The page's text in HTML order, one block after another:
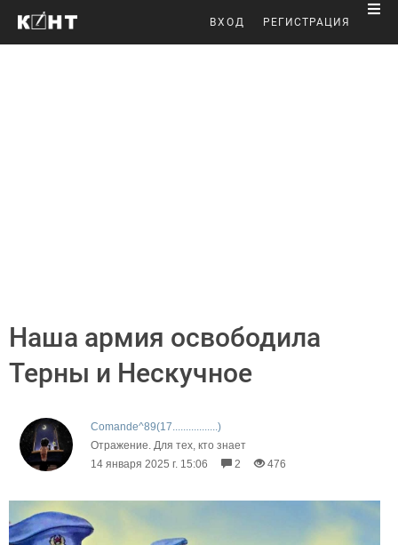
ВХОД РЕГИСТРАЦИЯ
Наша армия освободила
Терны и Нескучное
Comande^89(17.................)
Отражение. Для тех, кто знает
14 января 2025 г. 15:06
2 476